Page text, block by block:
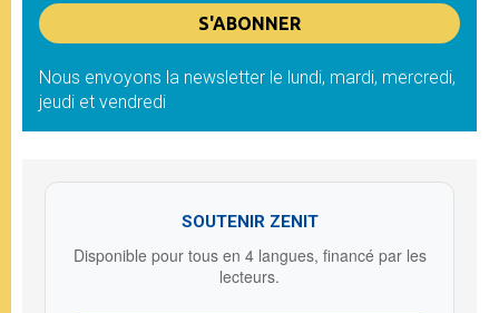
Nous envoyons la newsletter le lundi, mardi, mercredi,
jeudi et vendredi
SOUTENIR ZENIT
Disponible pour tous en 4 langues, financé par les
lecteurs.